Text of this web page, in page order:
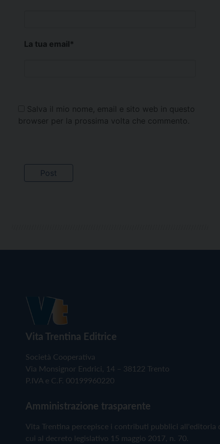
La tua email*
Salva il mio nome, email e sito web in questo
browser per la prossima volta che commento.
Vita Trentina Editrice
Società Cooperativa
Via Monsignor Endrici, 14 – 38122 Trento
P.IVA e C.F. 00199960220
Amministrazione trasparente
Vita Trentina percepisce i contributi pubblici all'editoria
cui al decreto legislativo 15 maggio 2017, n. 70.